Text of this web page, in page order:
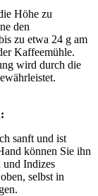
Höhe zu
den
zu etwa 24 g am
Kaffeemühle.
wird durch die
sanft und ist
können Sie ihn
und Indizes
selbst in